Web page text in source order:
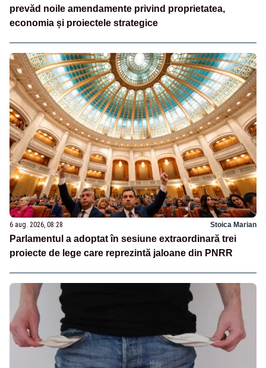
prevăd noile amendamente privind proprietatea,
economia și proiectele strategice
6 aug. 2026, 08:28 Stoica Marian
Parlamentul a adoptat în sesiune extraordinară trei
proiecte de lege care reprezintă jaloane din PNRR